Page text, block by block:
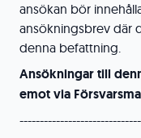
ansökan bör
ansökningsbrev där
denna befattning.
Ansökningar till
emot via